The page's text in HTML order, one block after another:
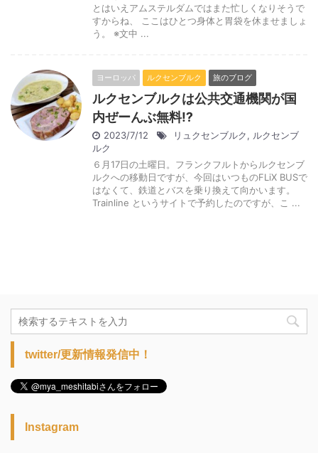
とはいえアムステルダムではまた忙しくなりそうで
すからね、 ここはひとつ身体と胃袋を休ませましょ
う。 ※文中 ...
ヨーロッパ ルクセンブルク 旅のブログ
ルクセンブルクは公共交通機関が国
内ぜーんぶ無料⁉︎
2023/7/12 リュクセンブルク, ルクセンブ
ルク
６月17日の土曜日。フランクフルトからルクセンブ
ルクへの移動日ですが、今回はいつものFLiX BUSで
はなくて、鉄道とバスを乗り換えて向かいます。
Trainline というサイトで予約したのですが、こ ...
twitter/更新情報発信中！
Instagram